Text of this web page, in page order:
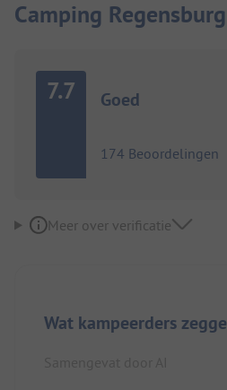
Camping
7.7 Goed
174 Beoordelingen
Meer over verificatie
Wat kampeerders